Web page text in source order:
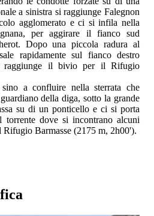
a sinistra si raggiunge Falegnon
agglomerato e ci si infila nella
per aggirare il fianco sud
Dopo una piccola radura al
rapidamente sul fianco destro
raggiunge il bivio per il Rifugio
a confluire nella sterrata che
della diga, sotto la grande
su di un ponticello e ci si porta
torrente dove si incontrano alcuni
Barmasse (2175 m, 2h00').